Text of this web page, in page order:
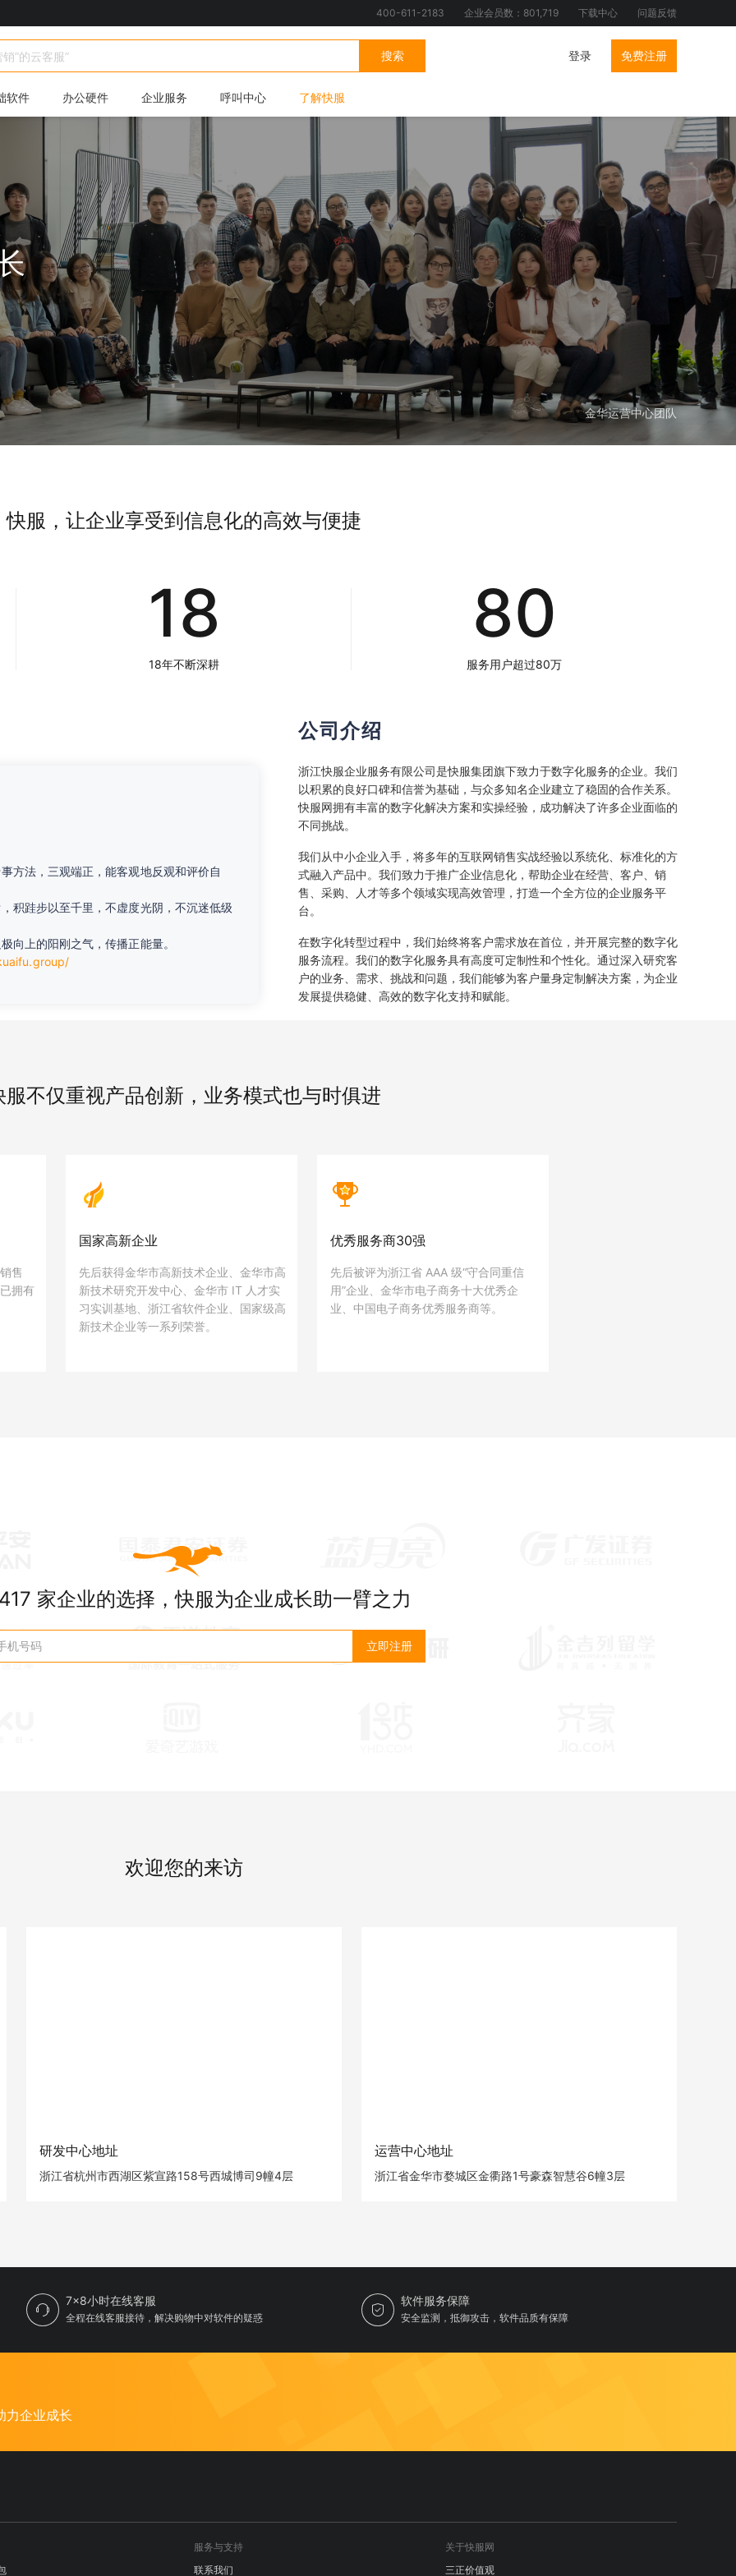
400-611-2183 企业会员数：801,719 下载中心 问题反馈
搜索 登录 免费注册
软件 办公硬件 企业服务 呼叫中心 了解快服
金华运营中心团队
快服，让企业享受到信息化的高效与便捷
18
18年不断深耕
80
服务用户超过80万
方法，三观端正，能客观地反观和评价自
积跬步以至千里，不虚度光阴，不沉迷低级
向上的阳刚之气，传播正能量。
公司介绍
浙江快服企业服务有限公司是快服集团旗下致力于数字化服务的企业。我们
以积累的良好口碑和信誉为基础，与众多知名企业建立了稳固的合作关系。
快服网拥有丰富的数字化解决方案和实操经验，成功解决了许多企业面临的
不同挑战。
我们从中小企业入手，将多年的互联网销售实战经验以系统化、标准化的方
式融入产品中。我们致力于推广企业信息化，帮助企业在经营、客户、销
售、采购、人才等多个领域实现高效管理，打造一个全方位的企业服务平
台。
在数字化转型过程中，我们始终将客户需求放在首位，并开展完整的数字化
服务流程。我们的数字化服务具有高度可定制性和个性化。通过深入研究客
户的业务、需求、挑战和问题，我们能够为客户量身定制解决方案，为企业
发展提供稳健、高效的数字化支持和赋能。
服不仅重视产品创新，业务模式也与时俱进
售
拥有
国家高新企业
先后获得金华市高新技术企业、金华市高
新技术研究开发中心、金华市 IT 人才实
习实训基地、浙江省软件企业、国家级高
新技术企业等一系列荣誉。
优秀服务商30强
先后被评为浙江省 AAA 级“守合同重信
用”企业、金华市电子商务十大优秀企
业、中国电子商务优秀服务商等。
家企业的选择，快服为企业成长助一臂之力
立即注册
欢迎您的来访
研发中心地址
浙江省杭州市西湖区紫宣路158号西城博司9幢4层
运营中心地址
浙江省金华市婺城区金衢路1号豪森智慧谷6幢3层
7×8小时在线客服
全程在线客服接待，解决购物中对软件的疑惑
软件服务保障
安全监测，抵御攻击，软件品质有保障
力企业成长
服务与支持
联系我们
关于快服网
三正价值观